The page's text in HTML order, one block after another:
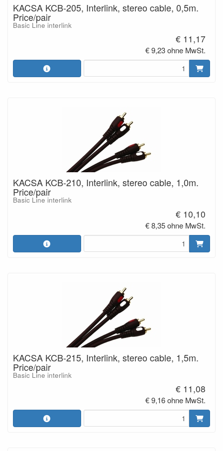
KACSA KCB-205, Interlink, stereo cable, 0,5m.
Price/pair
Basic Line interlink
€ 11,17
€ 9,23 ohne MwSt.
KACSA KCB-210, Interlink, stereo cable, 1,0m.
Price/pair
Basic Line interlink
€ 10,10
€ 8,35 ohne MwSt.
KACSA KCB-215, Interlink, stereo cable, 1,5m.
Price/pair
Basic Line interlink
€ 11,08
€ 9,16 ohne MwSt.